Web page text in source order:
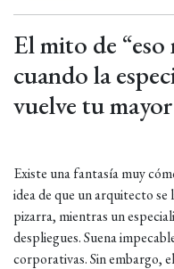
El mito de
cuando la
vuelve tu
Existe una fantasía muy
idea de que un arquitecto
pizarra, mientras un
despliegues. Suena
corporativas. Sin embargo,